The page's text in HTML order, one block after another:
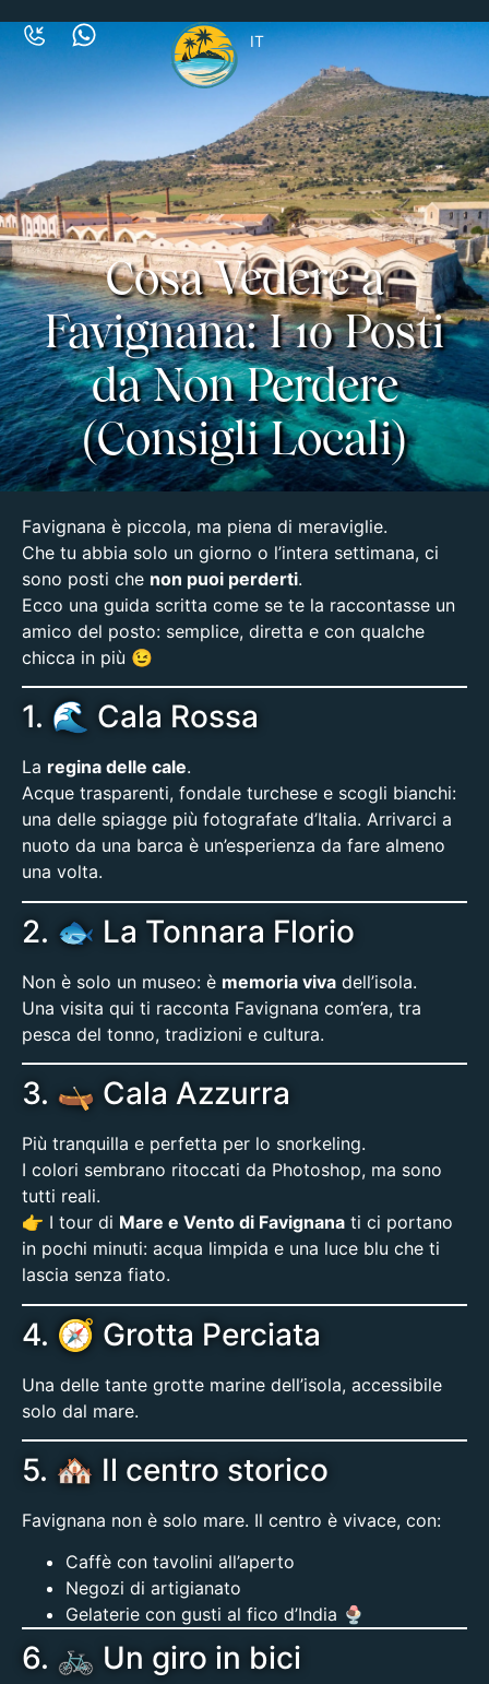
IT
Cosa Vedere a
Favignana: I 10 Posti
da Non Perdere
(Consigli Locali)
Favignana è piccola, ma piena di meraviglie.
Che tu abbia solo un giorno o l’intera settimana, ci
sono posti che non puoi perderti.
Ecco una guida scritta come se te la raccontasse un
amico del posto: semplice, diretta e con qualche
chicca in più 😉
1. 🌊 Cala Rossa
La regina delle cale.
Acque trasparenti, fondale turchese e scogli bianchi:
una delle spiagge più fotografate d’Italia. Arrivarci a
nuoto da una barca è un’esperienza da fare almeno
una volta.
2. 🐟 La Tonnara Florio
Non è solo un museo: è memoria viva dell’isola.
Una visita qui ti racconta Favignana com’era, tra
pesca del tonno, tradizioni e cultura.
3. 🛶 Cala Azzurra
Più tranquilla e perfetta per lo snorkeling.
I colori sembrano ritoccati da Photoshop, ma sono
tutti reali.
👉 I tour di Mare e Vento di Favignana ti ci portano
in pochi minuti: acqua limpida e una luce blu che ti
lascia senza fiato.
4. 🧭 Grotta Perciata
Una delle tante grotte marine dell’isola, accessibile
solo dal mare.
5. 🏘️ Il centro storico
Favignana non è solo mare. Il centro è vivace, con:
Caffè con tavolini all’aperto
Negozi di artigianato
Gelaterie con gusti al fico d’India 🍨
6. 🚲 Un giro in bici